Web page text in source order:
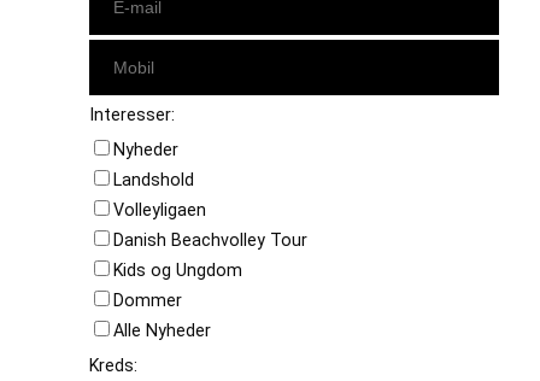
Interesser:
Nyheder
Landshold
Volleyligaen
Danish Beachvolley Tour
Kids og Ungdom
Dommer
Alle Nyheder
Kreds: